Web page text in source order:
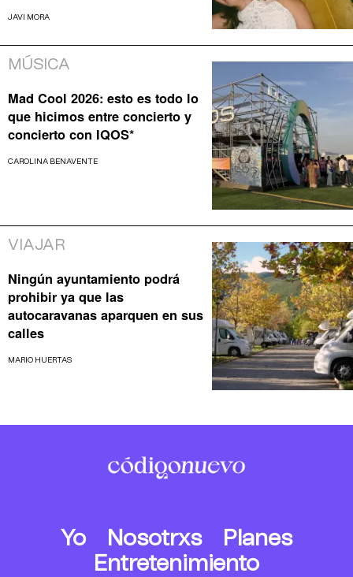
JAVI MORA
MÚSICA
Mad Cool 2026: esto es todo lo
que hicimos entre concierto y
concierto con IQOS*
CAROLINA BENAVENTE
VIAJAR
Ningún ayuntamiento podrá
prohibir ya que las
autocaravanas aparquen en sus
calles
MARIO HUERTAS
Yo Nosotrxs
Planes
Entretenimiento